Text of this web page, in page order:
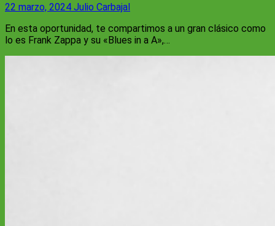
22 marzo, 2024 Julio Carbajal
En esta oportunidad, te compartimos a un gran clásico como
lo es Frank Zappa y su «Blues in a A»,…